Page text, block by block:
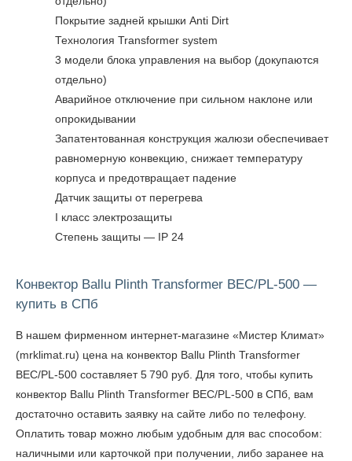
Покрытие задней крышки Anti Dirt
Технология Transformer system
3 модели блока управления на выбор (докупаются
отдельно)
Аварийное отключение при сильном наклоне или
опрокидывании
Запатентованная конструкция жалюзи обеспечивает
равномерную конвекцию, снижает температуру
корпуса и предотвращает падение
Датчик защиты от перегрева
I класс электрозащиты
Степень защиты — IP 24
Конвектор Ballu Plinth Transformer BEC/PL-500 —
купить в СПб
В нашем фирменном интернет-магазине «Мистер Климат»
(mrklimat.ru) цена на конвектор Ballu Plinth Transformer
BEC/PL-500 составляет 5 790 руб. Для того, чтобы купить
конвектор Ballu Plinth Transformer BEC/PL-500 в СПб , вам
достаточно оставить заявку на сайте либо по телефону.
Оплатить товар можно любым удобным для вас способом:
наличными или карточкой при получении, либо заранее на